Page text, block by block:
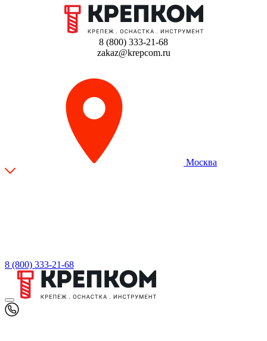
8 (800) 333-21-68
zakaz@krepcom.ru
Москва
8 (800) 333-21-68